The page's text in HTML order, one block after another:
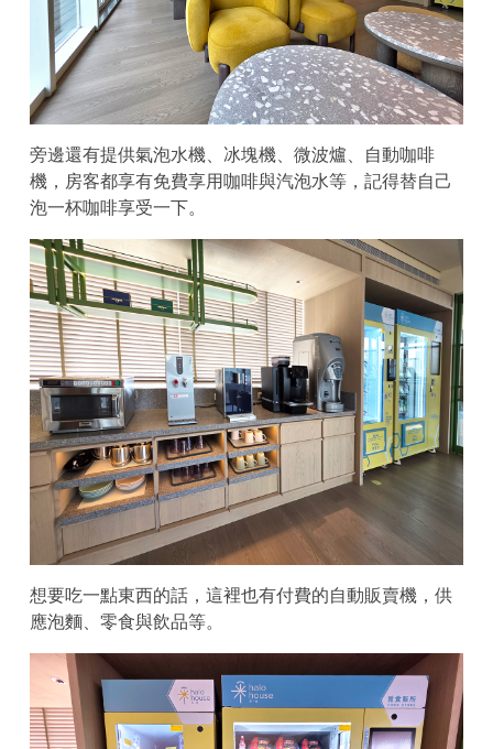
旁邊還有提供氣泡水機、冰塊機、微波爐、自動咖啡
機，房客都享有免費享用咖啡與汽泡水等，記得替自己
泡一杯咖啡享受一下。
想要吃一點東西的話，這裡也有付費的自動販賣機，供
應泡麵、零食與飲品等。